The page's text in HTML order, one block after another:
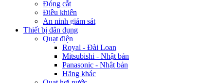
Đóng cắt
Điều khiển
An ninh giám sát
Thiết bị dân dụng
Quạt điện
Royal - Đài Loan
Mitsubishi - Nhật bản
Panasonic - Nhật bản
Hãng khác